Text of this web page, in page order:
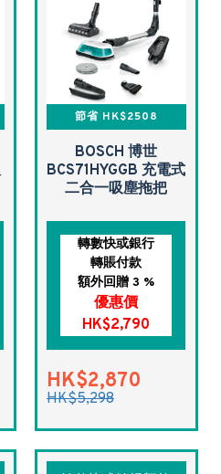
節省 HK$2508
BOSCH 博世
BCS71HYGGB 充電式
二合一吸塵拖把
轉數快或銀行
轉賬付款
額外回贈 3 %
優惠價
HK$2,790
HK$2,870
HK$5,298